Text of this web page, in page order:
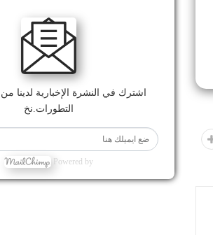
اشترك في النشرة الإخبارية لدينا
التطورات.نخ
Powered by